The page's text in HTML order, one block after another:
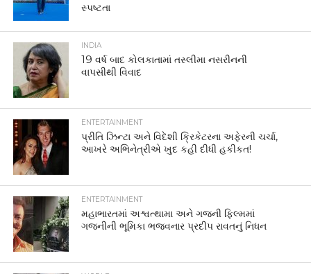
ENTERTAINMENT
મહાભારતમાં અશ્વત્થામા અને ગજની ફિલ્મમાં
ગજનીની ભૂમિકા ભજવનાર પ્રદીપ રાવતનું નિધન
WORLD
ટ્રમ્પના ગોલ્ફ ક્લબ નજીક કારમાંથી હથિયાર
મળતા શંકાસ્પદની ધરપકડ, હુમલાની હતી તૈયારી?
WORLD
“આ એ બાંગ્લાદેશ નથી જેના માટે લાખો લોકોએ
બલિદાન આપ્યું,” શેખ હસીનાનું વર્ચ્યુઅલ સંબોધન